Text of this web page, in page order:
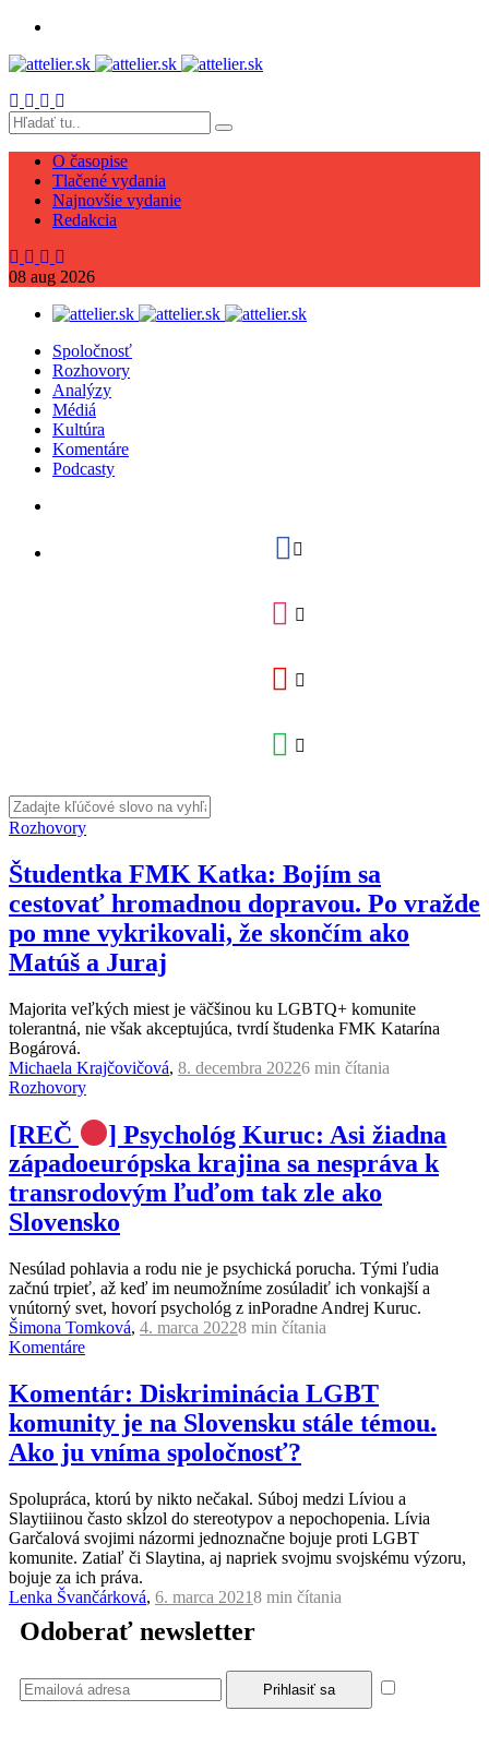
O časopise
Tlačené vydania
Najnovšie vydanie
Redakcia
08 aug 2026
Spoločnosť
Rozhovory
Analýzy
Médiá
Kultúra
Komentáre
Podcasty
Rozhovory
Študentka FMK Katka: Bojím sa
cestovať hromadnou dopravou. Po vražde
po mne vykrikovali, že skončím ako
Matúš a Juraj
Majorita veľkých miest je väčšinou ku LGBTQ+ komunite
tolerantná, nie však akceptujúca, tvrdí študenka FMK Katarína
Bogárová.
Michaela Krajčovičová, 8. decembra 20226 min čítania
Rozhovory
[REČ
] Psychológ Kuruc: Asi žiadna
západoeurópska krajina sa nespráva k
transrodovým ľuďom tak zle ako
Slovensko
Nesúlad pohlavia a rodu nie je psychická porucha. Tými ľudia
začnú trpieť, až keď im neumožníme zosúladiť ich vonkajší a
vnútorný svet, hovorí psychológ z inPoradne Andrej Kuruc.
Šimona Tomková, 4. marca 20228 min čítania
Komentáre
Komentár: Diskriminácia LGBT
komunity je na Slovensku stále témou.
Ako ju vníma spoločnosť?
Spolupráca, ktorú by nikto nečakal. Súboj medzi Líviou a
Slaytiiinou často skĺzol do stereotypov a nepochopenia. Lívia
Garčalová svojimi názormi jednoznačne bojuje proti LGBT
komunite. Zatiaľ či Slaytina, aj napriek svojmu svojskému výzoru,
bojuje za ich práva.
Lenka Švančárková, 6. marca 20218 min čítania
Odoberať newsletter